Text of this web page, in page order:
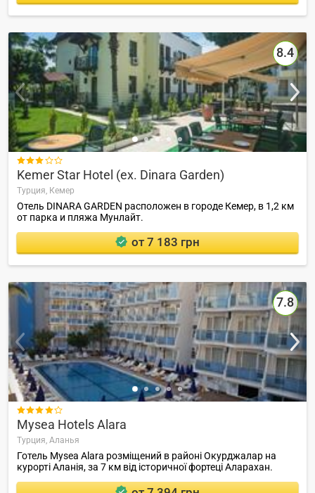
8.4

Kemer Star Hotel (ex. Dinara Garden)
Турция, Кемер
Отель DINARA GARDEN расположен в городе Кемер, в 1,2 км
от парка и пляжа Мунлайт.
от 7 183 грн
7.8

Mysea Hotels Alara
Турция, Аланья
Готель Mysea Alara розміщений в районі Окурджалар на
курорті Аланія, за 7 км від історичної фортеці Аларахан.